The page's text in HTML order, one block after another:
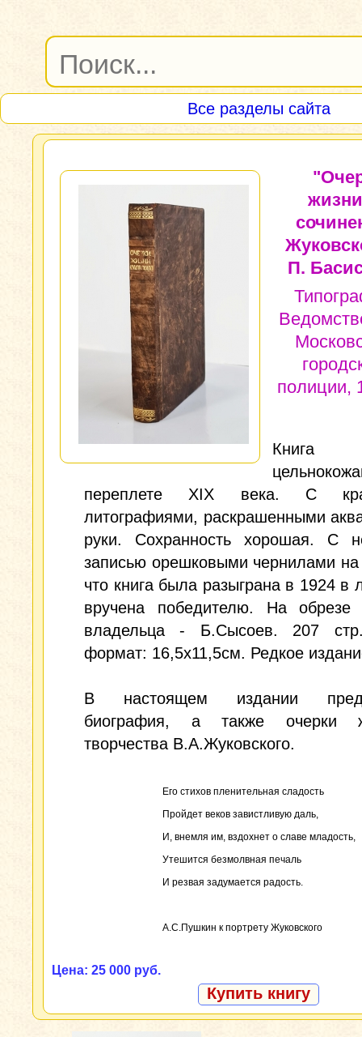
Все разделы сайта
П.
полиции,
переплете XIX века. С
литографиями, раскрашенными
руки. Сохранность хорошая. С
записью орешковыми чернилами
что книга была разыграна в 1924 в
вручена победителю. На
владельца - Б.Сысоев. 207
формат: 16,5х11,5см. Редкое
В настоящем издании
биография, а также очерки
творчества В.А.Жуковского.
Его стихов пленительная сладость
Пройдет веков завистливую даль,
И, внемля им, вздохнет о славе младость,
Утешится безмолвная печаль
И резвая задумается радость.
А.С.Пушкин к портрету Жуковского
Цена: 25 000 руб.
Купить книгу